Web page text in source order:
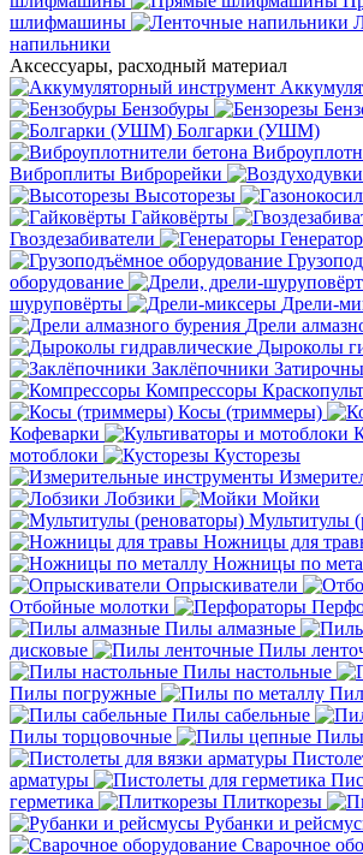
шлифмашины
напильники
Аксессуары, расходный материал
Бензобуры
Болгарки (УШМ)
Виброплиты Виброрейки
Высоторезы
Гайковёрты
Гвоздезабиватели
оборудование
шуруповёрты
Дрели-
Дрели
Дыроколы
Заклёпочники
Компрессоры
Косы (триммеры)
Кофеварки
мотоблоки
Кусторезы
Лобзики
Мойки
Мультитулы
Ножницы для
Ножницы по
Опрыскиватели
Отбойные молотки
Пилы алмазные
дисковые
Пилы
Пилы настольные
Пилы погружные
Пилы сабельные
Пилы торцовочные
арматуры
герметика
Плиткорезы
Рубанки и
Сварочное